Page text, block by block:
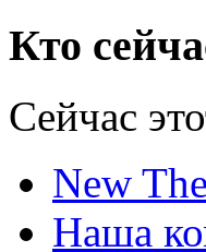
Кто
Сейчас
New
Наша